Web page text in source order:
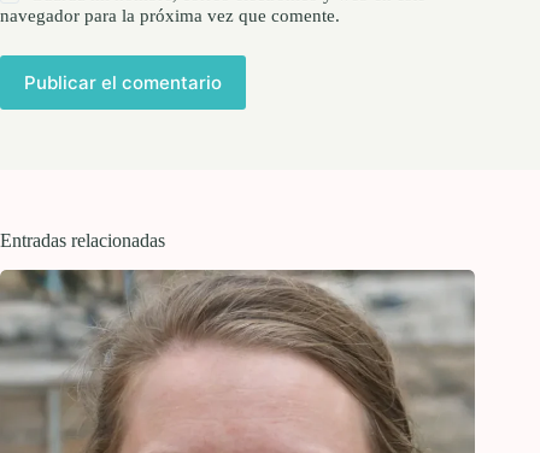
navegador para la próxima vez que comente.
Publicar el comentario
Entradas relacionadas